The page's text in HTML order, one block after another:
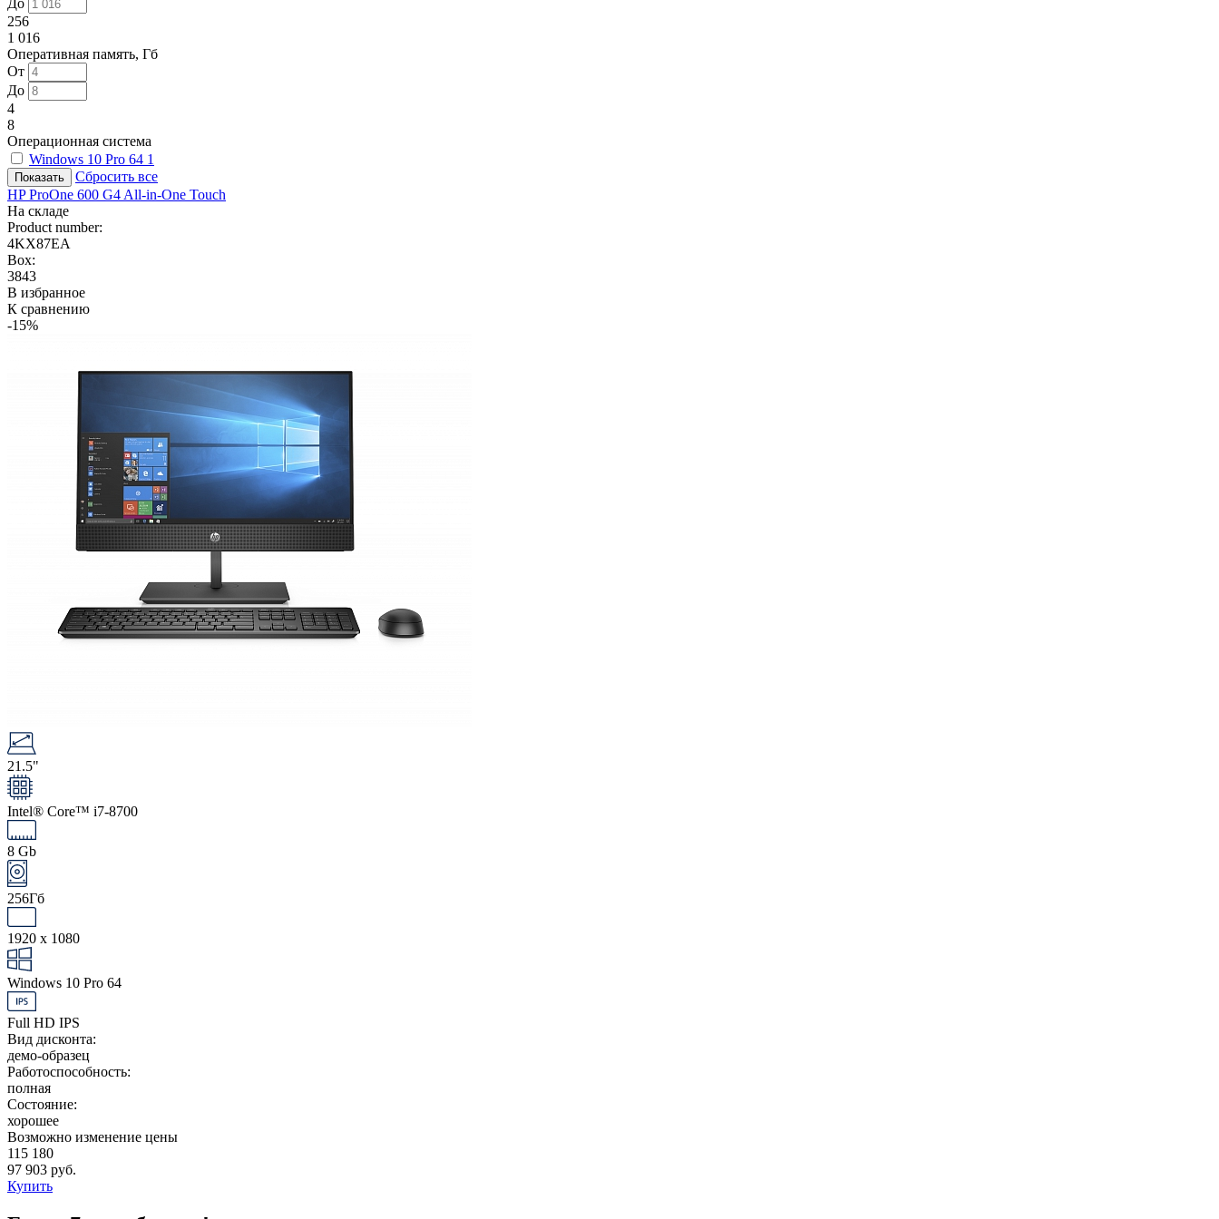
256
1 016
Оперативная память, Гб
От
До
4
8
Операционная система
Windows 10 Pro 64 1
Сбросить все
HP ProOne 600 G4 All-in-One Touch
На складе
Product number:
4KX87EA
Box:
3843
В избранное
К сравнению
-15%
21.5"
Intel® Core™ i7-8700
8 Gb
256Гб
1920 x 1080
Windows 10 Pro 64
Full HD IPS
Вид дисконта:
демо-образец
Работоспособность:
полная
Состояние:
хорошее
Возможно изменение цены
115 180
97 903 руб.
Купить